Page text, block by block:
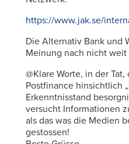
https://www.jak.se/
Die Alternativ Bank und
Meinung nach nicht weit
@Klare Worte, in der
Postfinance hinsichtlich
Erkenntnisstand
versucht Informationen
als das was die Medien
gestossen!